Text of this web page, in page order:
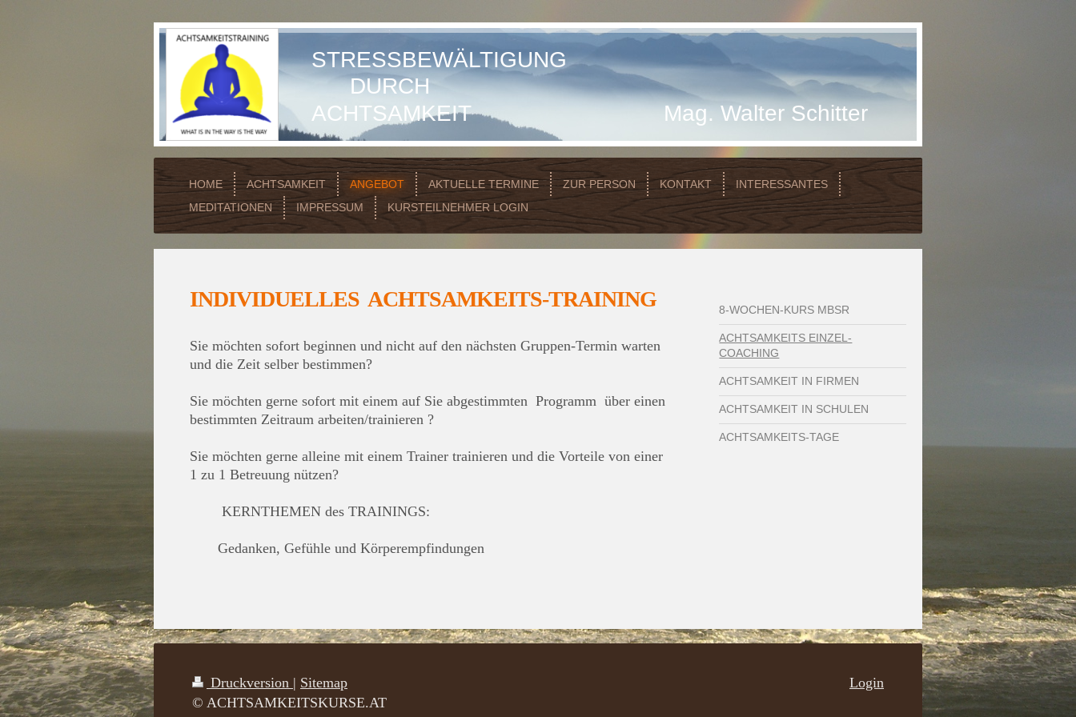
STRESSBEWÄLTIGUNG
DURCH
ACHTSAMKEIT Mag. Walter Schitter
HOME ACHTSAMKEIT ANGEBOT AKTUELLE TERMINE ZUR PERSON KONTAKT
INTERESSANTES
MEDITATIONEN
IMPRESSUM KURSTEILNEHMER LOGIN
INDIVIDUELLES ACHTSAMKEITS-TRAINING
Sie möchten sofort beginnen und nicht auf den nächsten Gruppen-Termin warten
und die Zeit selber bestimmen?
Sie möchten gerne sofort mit einem auf Sie abgestimmten Programm über einen
bestimmten Zeitraum arbeiten/trainieren ?
Sie möchten gerne alleine mit einem Trainer trainieren und die Vorteile von einer
1 zu 1 Betreuung nützen?
KERNTHEMEN des TRAININGS:
Gedanken, Gefühle und Körperempfindungen
8-WOCHEN-KURS MBSR
ACHTSAMKEITS EINZEL-
COACHING
ACHTSAMKEIT IN FIRMEN
ACHTSAMKEIT IN SCHULEN
ACHTSAMKEITS-TAGE
Druckversion | Sitemap
© ACHTSAMKEITSKURSE.AT
Login